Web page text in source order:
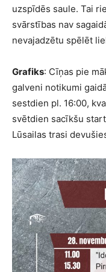
uzspīdēs saule. Tai
svārstības nav
nevajadzētu spēlēt
Grafiks: Cīņas pie
galveni notikumi
sestdien pl. 16:00,
svētdien sacīkšu
Lūsailas trasi